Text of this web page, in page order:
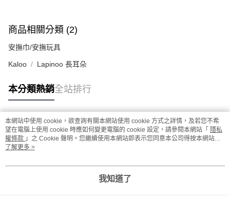
商品相關分類 (2)
安撫巾/安撫玩具
Kaloo Lapinoo 長耳朵
本分類熱銷全站排行
熱門標籤
本網站中使用 cookie，欲查詢有關本網站使用 cookie 方式之詳情，及若您不希
望在電腦上使用 cookie 時應如何變更電腦的 cookie 設定，請參閱本網站「 隱私
權條款 」之 Cookie 聲明。您繼續使用本網站即表示您同意本公司得按本網站使
用條款之 Cookie 聲明使用 cookie。
了解更多 >
我知道了